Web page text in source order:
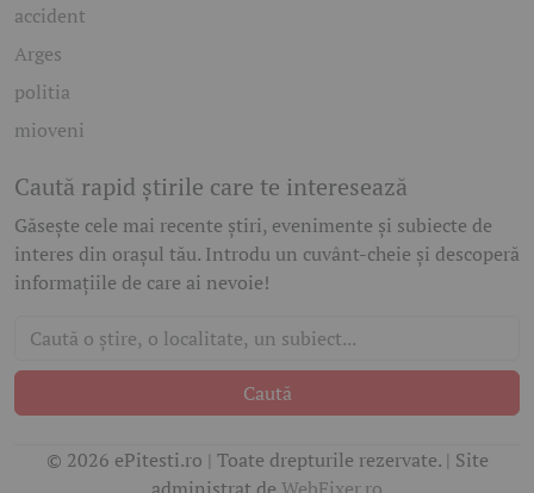
accident
Arges
politia
mioveni
Caută rapid știrile care te interesează
Găsește cele mai recente știri, evenimente și subiecte de
interes din orașul tău. Introdu un cuvânt-cheie și descoperă
informațiile de care ai nevoie!
Caută
© 2026 ePitesti.ro | Toate drepturile rezervate. | Site